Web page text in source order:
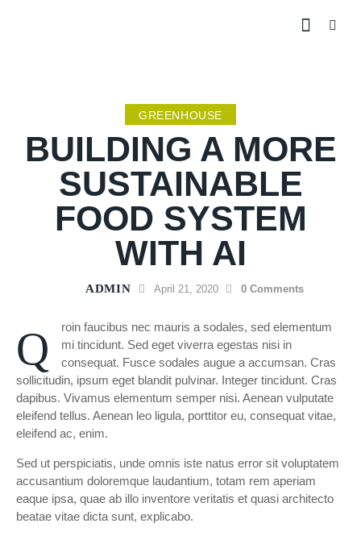
GREENHOUSE
BUILDING A MORE
SUSTAINABLE
FOOD SYSTEM
WITH AI
ADMIN April 21, 2020 0 Comments
Q
roin faucibus nec mauris a sodales, sed elementum
mi tincidunt. Sed eget viverra egestas nisi in
consequat. Fusce sodales augue a accumsan. Cras
sollicitudin, ipsum eget blandit pulvinar. Integer tincidunt. Cras
dapibus. Vivamus elementum semper nisi. Aenean vulputate
eleifend tellus. Aenean leo ligula, porttitor eu, consequat vitae,
eleifend ac, enim.
Sed ut perspiciatis, unde omnis iste natus error sit voluptatem
accusantium doloremque laudantium, totam rem aperiam
eaque ipsa, quae ab illo inventore veritatis et quasi architecto
beatae vitae dicta sunt, explicabo.